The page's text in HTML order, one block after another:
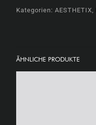
Kategorien: AESTHETIX,
ÄHNLICHE PRODUKTE